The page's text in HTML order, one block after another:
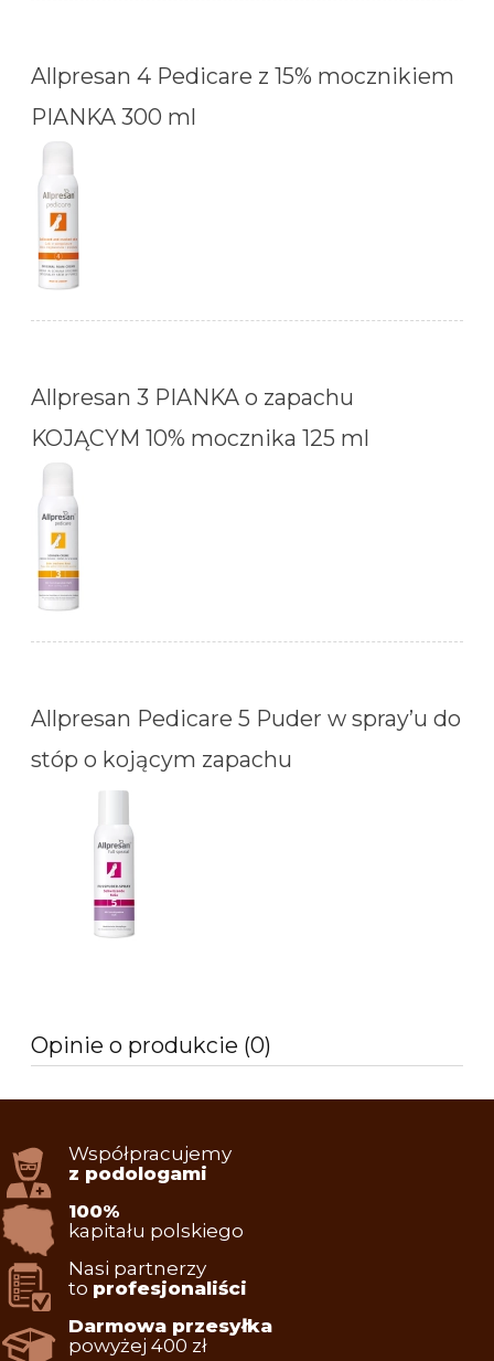
Allpresan 4 Pedicare z 15% mocznikiem
PIANKA 300 ml
Allpresan 3 PIANKA o zapachu
KOJĄCYM 10% mocznika 125 ml
Allpresan Pedicare 5 Puder w spray’u do
stóp o kojącym zapachu
Opinie o produkcie (0)
Współpracujemy
z podologami
100%
kapitału polskiego
Nasi partnerzy
to profesjonaliści
Darmowa przesyłka
powyżej 400 zł